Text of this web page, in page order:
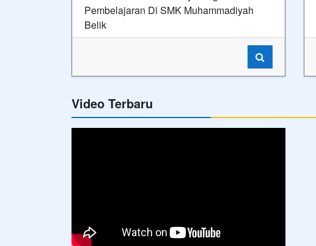
Pembelajaran Di SMK Muhammadiyah
Belik
Video Terbaru